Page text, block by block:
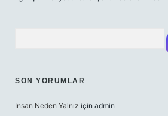
SON YORUMLAR
Insan Neden Yalnız için admin